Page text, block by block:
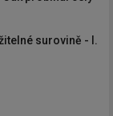
surovině - I.